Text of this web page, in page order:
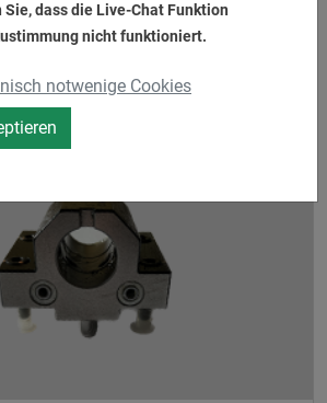
dass die Live-Chat Funktion
nicht funktioniert.
notwenige Cookies